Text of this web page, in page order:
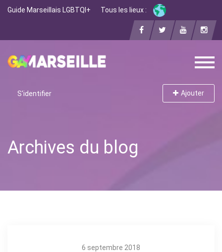
Guide Marseillais LGBTQI+ Tous les lieux :
S'identifier Ajouter
Archives du blog
6 septembre 2018